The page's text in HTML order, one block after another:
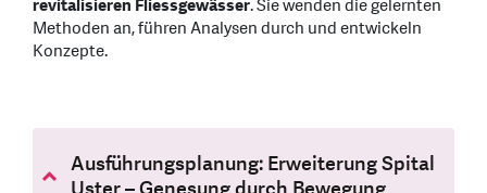
revitalisieren Fliessgewässer. Sie wenden die gelernten
Methoden an, führen Analysen durch und entwickeln
Konzepte.
Ausführungsplanung: Erweiterung Spital